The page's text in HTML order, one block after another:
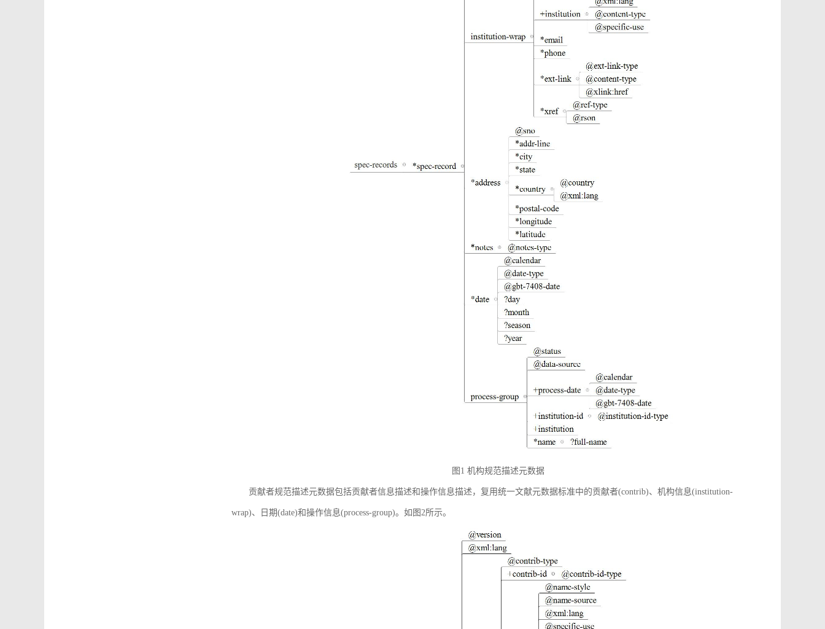
图1 机构规范描述元数据
贡献者规范描述元数据包括贡献者信息描述和操作信息描述，复用统一文献元数据标准中的贡献者(contrib)、机构信息(institution-
wrap)、日期(date)和操作信息(process-group)。如图2所示。